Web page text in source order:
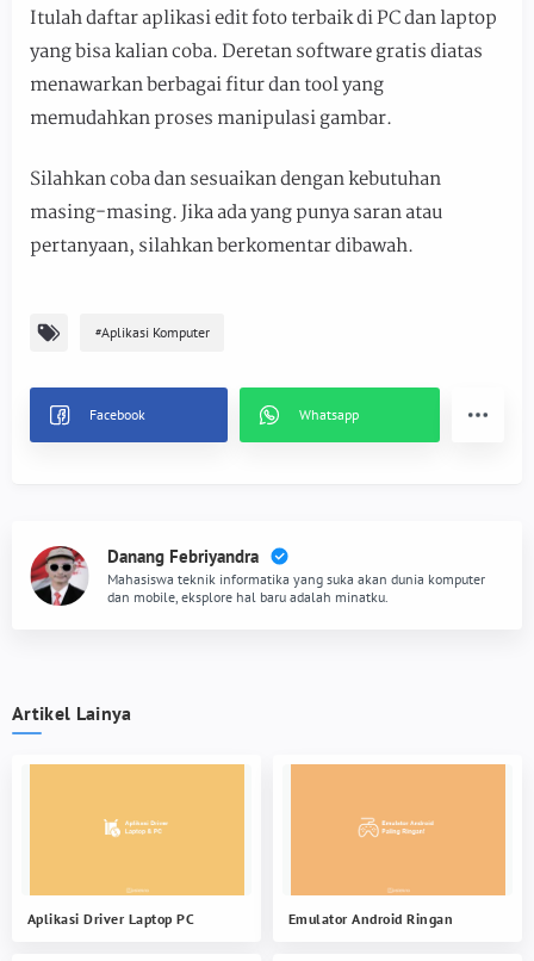
Itulah daftar aplikasi edit foto terbaik di PC dan laptop
yang bisa kalian coba. Deretan software gratis diatas
menawarkan berbagai fitur dan tool yang
memudahkan proses manipulasi gambar.
Silahkan coba dan sesuaikan dengan kebutuhan
masing-masing. Jika ada yang punya saran atau
pertanyaan, silahkan berkomentar dibawah.
Aplikasi Komputer
Danang Febriyandra
Mahasiswa teknik informatika yang suka akan dunia komputer
dan mobile, eksplore hal baru adalah minatku.
Artikel Lainya
Aplikasi Driver Laptop PC Emulator Android Ringan